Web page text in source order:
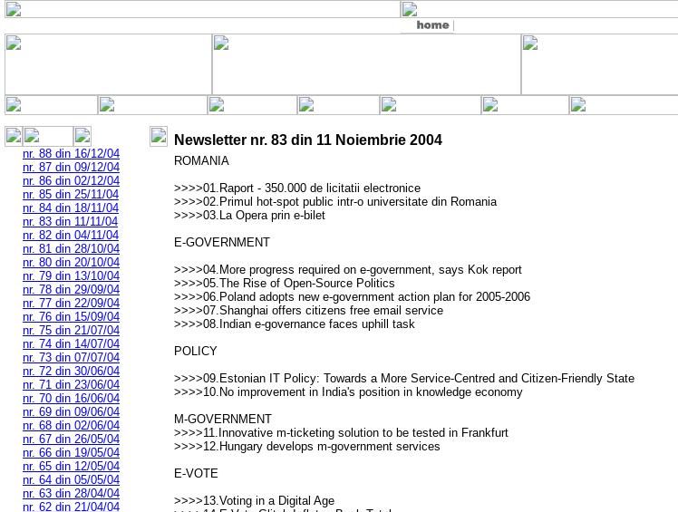
nr. 88 din 16/12/04
nr. 87 din 09/12/04
nr. 86 din 02/12/04
nr. 85 din 25/11/04
nr. 84 din 18/11/04
nr. 83 din 11/11/04
nr. 82 din 04/11/04
nr. 81 din 28/10/04
nr. 80 din 20/10/04
nr. 79 din 13/10/04
nr. 78 din 29/09/04
nr. 77 din 22/09/04
nr. 76 din 15/09/04
nr. 75 din 21/07/04
nr. 74 din 14/07/04
nr. 73 din 07/07/04
nr. 72 din 30/06/04
nr. 71 din 23/06/04
nr. 70 din 16/06/04
nr. 69 din 09/06/04
nr. 68 din 02/06/04
nr. 67 din 26/05/04
nr. 66 din 19/05/04
nr. 65 din 12/05/04
nr. 64 din 05/05/04
nr. 63 din 28/04/04
nr. 62 din 21/04/04
Newsletter nr. 83 din 11 Noiembrie 2004
ROMANIA
>>>>01.Raport - 350.000 de licitatii electronice
>>>>02.Primul hot-spot public intr-o universitate din Romania
>>>>03.La Opera prin e-bilet
E-GOVERNMENT
>>>>04.More progress required on e-government, says Kok report
>>>>05.The Rise of Open-Source Politics
>>>>06.Poland adopts new e-government action plan for 2005-2006
>>>>07.Shanghai offers citizens free email service
>>>>08.Indian e-governance faces uphill task
POLICY
>>>>09.Estonian IT Policy: Towards a More Service-Centred and Citizen-Friendly State
>>>>10.No improvement in India's position in knowledge economy
M-GOVERNMENT
>>>>11.Innovative m-ticketing solution to be tested in Frankfurt
>>>>12.Hungary develops m-government services
E-VOTE
>>>>13.Voting in a Digital Age